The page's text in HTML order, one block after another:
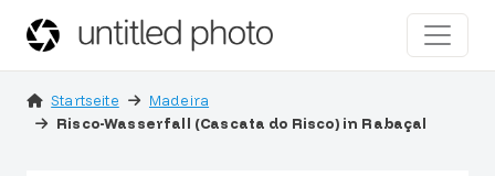
Startseite
Madeira
Risco-Wasserfall (Cascata do Risco) in Rabaçal